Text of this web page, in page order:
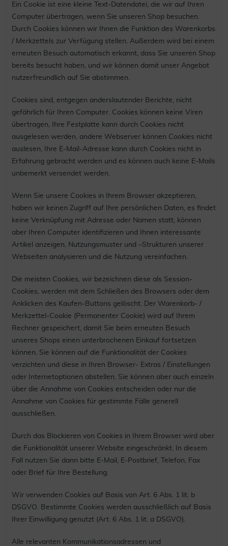
Ein Cookie ist eine kleine Text-Datendatei, die wir auf Ihren
Computer übertragen, wenn Sie unseren Shop besuchen.
Durch Cookies können wir Ihnen die Funktion des Warenkorbs
/ Merkzettels zur Verfügung stellen. Außerdem wird bei einem
erneuten Besuch automatisch erkannt, dass Sie unseren Shop
bereits besucht haben, und wir können damit unser Angebot
nutzerfreundlich auf Sie abstimmen.
Cookies sind, entgegen anderslautender Berichte, nicht
gefährlich für Ihren Computer. Cookies können keine Viren
übertragen, Ihre Festplatte kann durch Cookies nicht
ausgelesen werden, andere Webserver können Cookies nicht
auslesen, Ihre E-Mail-Adresse kann durch Cookies nicht in
Erfahrung gebracht werden und es können auch keine E-Mails
unbemerkt versendet werden.
Wenn Sie unsere Cookies in Ihrem Browser akzeptieren,
haben wir keinen Zugriff auf Ihre persönlichen Daten, es findet
keine Verknüpfung mit Adresse oder Namen statt, können
aber Ihren Computer identifizieren und Ihnen interessante
Artikel anzeigen, Nutzungsmuster und –Strukturen unserer
Webseiten analysieren und die Nutzung vereinfachen.
Die meisten Cookies, wir bezeichnen diese als Session-
Cookies, werden mit dem Schließen des Browsers oder dem
Anklicken des Kaufen-Buttons gelöscht. Der Warenkorb- /
Merkzettel-Cookie (Permanenter Cookie) wird auf Ihrem
Rechner gespeichert, damit Sie beim erneuten Besuch
unseres Shops einen unterbrochenen Einkauf fortsetzen
können. Sie können auf die Funktionalität der Cookies
verzichten und diese in Ihren Browser- Extras / Einstellungen
oder Internetoptionen abstellen. Sie können aber auch einzeln
über die Annahme von Cookies entscheiden oder nur die
Annahme von Cookies für gestimmte Fälle generell
ausschließen.
Durch das Blockieren von Cookies in Ihrem Browser wird aber
die Funktionalität unserer Website eingeschränkt. In diesem
Fall nutzen Sie dann bitte E-Mail, E-Postbrief, Telefon, Fax
oder Brief für Ihre Bestellung.
Wir verwenden Cookies auf Basis von Art. 6 Abs. 1 lit. b
DSGVO. Bestimmte Cookies werden ausschließlich auf Basis
Ihrer Einwilligung genutzt (Art. 6 Abs. 1 lit. a DSGVO).
Alle relevanten Kommunikationsadressen und